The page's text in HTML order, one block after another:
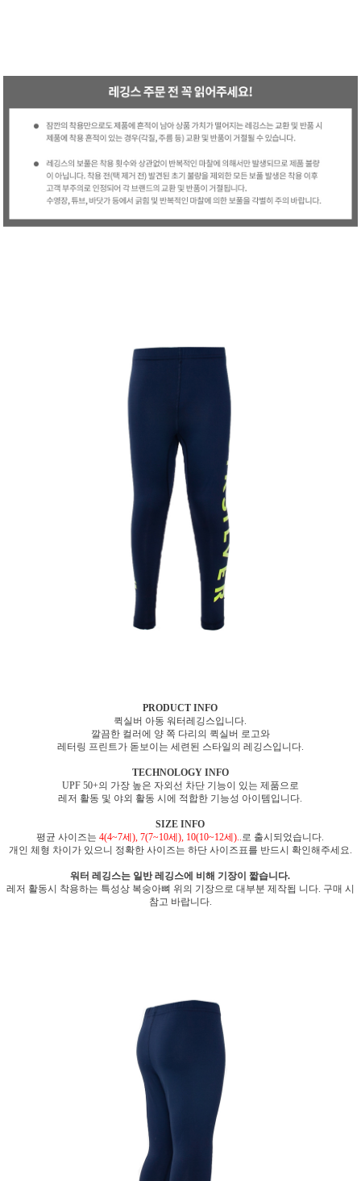
PRODUCT INFO
퀵실버 아동 워터레깅스입니다.
깔끔한 컬러에 양 쪽 다리의 퀵실버 로고와
레터링 프린트가 돋보이는 세련된 스타일의 레깅스입니다.
TECHNOLOGY INFO
UPF 50+의 가장 높은 자외선 차단 기능이 있는 제품으로
레저 활동 및 야외 활동 시에 적합한 기능성 아이템입니다.
SIZE INFO
평균 사이즈는4(4~7세), 7(7~10세), 10(10~12세)..로 출시되었습니다.
개인 체형 차이가 있으니 정확한 사이즈는 하단 사이즈표를 반드시 확인해주세요.
워터 레깅스는 일반 레깅스에 비해 기장이 짧습니다.
레저 활동시 착용하는 특성상 복숭아뼈 위의 기장으로 대부분 제작됩 니다. 구매 시
참고 바랍니다.